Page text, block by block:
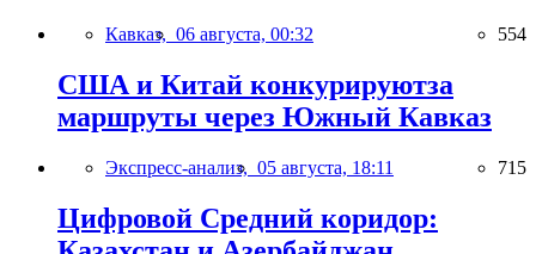
Кавказ, 06 августа, 00:32 554
США и Китай конкурируютза
маршруты через Южный Кавказ
Экспресс-анализ, 05 августа, 18:11 715
Цифровой Средний коридор: